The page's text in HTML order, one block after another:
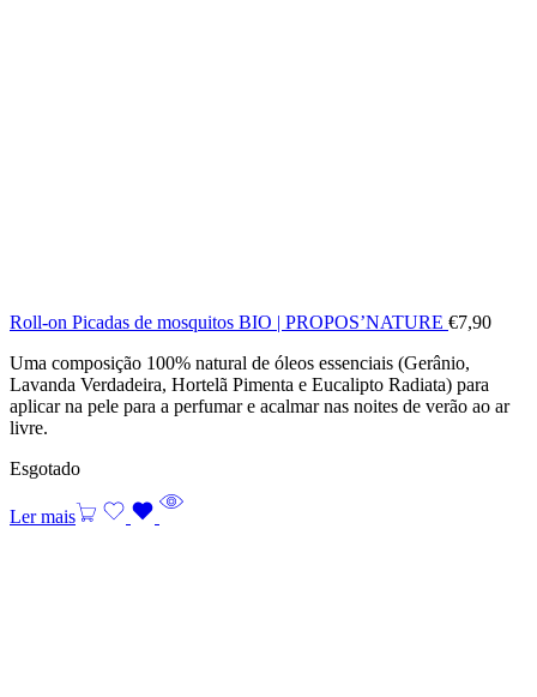
Roll-on Picadas de mosquitos BIO | PROPOS’NATURE €7,90
Uma composição 100% natural de óleos essenciais (Gerânio,
Lavanda Verdadeira, Hortelã Pimenta e Eucalipto Radiata) para
aplicar na pele para a perfumar e acalmar nas noites de verão ao ar
livre.
Esgotado
Ler mais